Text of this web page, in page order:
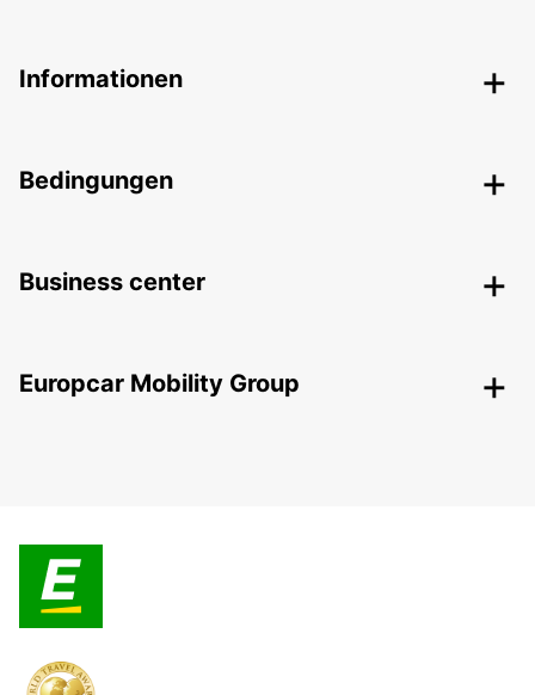
Informationen
Bedingungen
Business center
Europcar Mobility Group